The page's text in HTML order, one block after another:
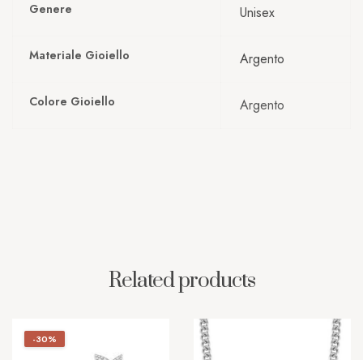
Genere Unisex
Materiale Gioiello Argento
Colore Gioiello Argento
Related products
-30%